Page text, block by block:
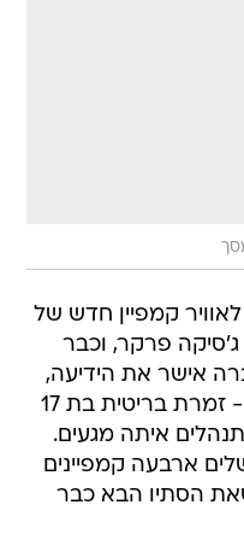
קמפיין חדש של
פרקר, וכבר
אישר את הידיעה,
ואף בישר כי המחליפה בדרך - זמרת בריטית בת 17
איתה מגעים.
ארבעה קמפיינים
שאת הסתיו הבא כבר